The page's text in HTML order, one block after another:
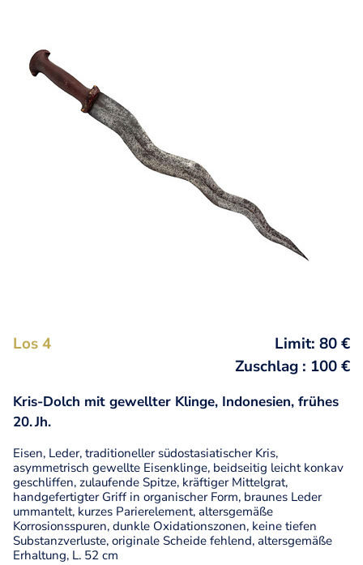
Los 4
Limit: 80 €
Zuschlag : 100 €
Kris-Dolch mit gewellter Klinge, Indonesien, frühes
20. Jh.
Eisen, Leder, traditioneller südostasiatischer Kris,
asymmetrisch gewellte Eisenklinge, beidseitig leicht konkav
geschliffen, zulaufende Spitze, kräftiger Mittelgrat,
handgefertigter Griff in organischer Form, braunes Leder
ummantelt, kurzes Parierelement, altersgemäße
Korrosionsspuren, dunkle Oxidationszonen, keine tiefen
Substanzverluste, originale Scheide fehlend, altersgemäße
Erhaltung, L. 52 cm